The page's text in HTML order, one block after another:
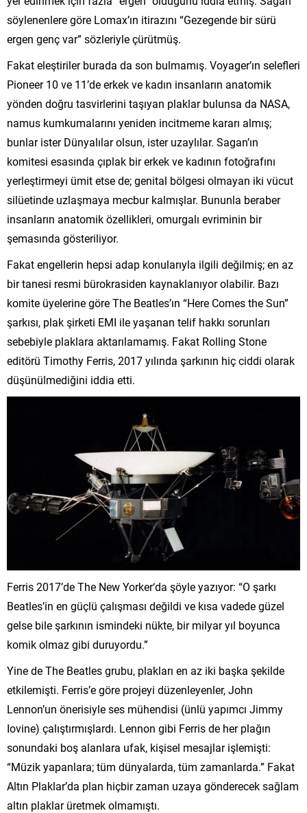
söylenenlere göre Lomax’ın itirazını “Gezegende bir sürü
ergen genç var” sözleriyle çürütmüş.
Fakat eleştiriler burada da son bulmamış. Voyager’ın selefleri
Pioneer 10 ve 11’de erkek ve kadın insanların anatomik
yönden doğru tasvirlerini taşıyan plaklar bulunsa da NASA,
namus kumkumalarını yeniden incitmeme kararı almış;
bunlar ister Dünyalılar olsun, ister uzaylılar. Sagan’ın
komitesi esasında çıplak bir erkek ve kadının fotoğrafını
yerleştirmeyi ümit etse de; genital bölgesi olmayan iki vücut
silüetinde uzlaşmaya mecbur kalmışlar. Bununla beraber
insanların anatomik özellikleri, omurgalı evriminin bir
şemasında gösteriliyor.
Fakat engellerin hepsi adap konularıyla ilgili değilmiş; en az
bir tanesi resmi bürokrasiden kaynaklanıyor olabilir. Bazı
komite üyelerine göre The Beatles’ın “Here Comes the Sun”
şarkısı, plak şirketi EMI ile yaşanan telif hakkı sorunları
sebebiyle plaklara aktarılamamış. Fakat Rolling Stone
editörü Timothy Ferris, 2017 yılında şarkının hiç ciddi olarak
düşünülmediğini iddia etti.
Ferris 2017’de The New Yorker‘da şöyle yazıyor: “O şarkı
Beatles’in en güçlü çalışması değildi ve kısa vadede güzel
gelse bile şarkının ismindeki nükte, bir milyar yıl boyunca
komik olmaz gibi duruyordu.”
Yine de The Beatles grubu, plakları en az iki başka şekilde
etkilemişti. Ferris’e göre projeyi düzenleyenler, John
Lennon’un önerisiyle ses mühendisi (ünlü yapımcı Jimmy
Iovine) çalıştırmışlardı. Lennon gibi Ferris de her plağın
sonundaki boş alanlara ufak, kişisel mesajlar işlemişti:
“Müzik yapanlara; tüm dünyalarda, tüm zamanlarda.” Fakat
Altın Plaklar’da plan hiçbir zaman uzaya gönderecek sağlam
altın plaklar üretmek olmamıştı.